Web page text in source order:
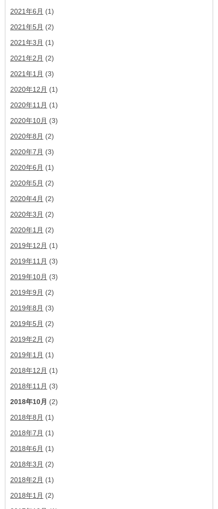
2021年6月 (1)
2021年5月 (2)
2021年3月 (1)
2021年2月 (2)
2021年1月 (3)
2020年12月 (1)
2020年11月 (1)
2020年10月 (3)
2020年8月 (2)
2020年7月 (3)
2020年6月 (1)
2020年5月 (2)
2020年4月 (2)
2020年3月 (2)
2020年1月 (2)
2019年12月 (1)
2019年11月 (3)
2019年10月 (3)
2019年9月 (2)
2019年8月 (3)
2019年5月 (2)
2019年2月 (2)
2019年1月 (1)
2018年12月 (1)
2018年11月 (3)
2018年10月 (2)
2018年8月 (1)
2018年7月 (1)
2018年6月 (1)
2018年3月 (2)
2018年2月 (1)
2018年1月 (2)